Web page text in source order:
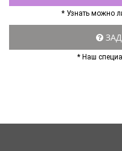
* Узнать можно
* Наш